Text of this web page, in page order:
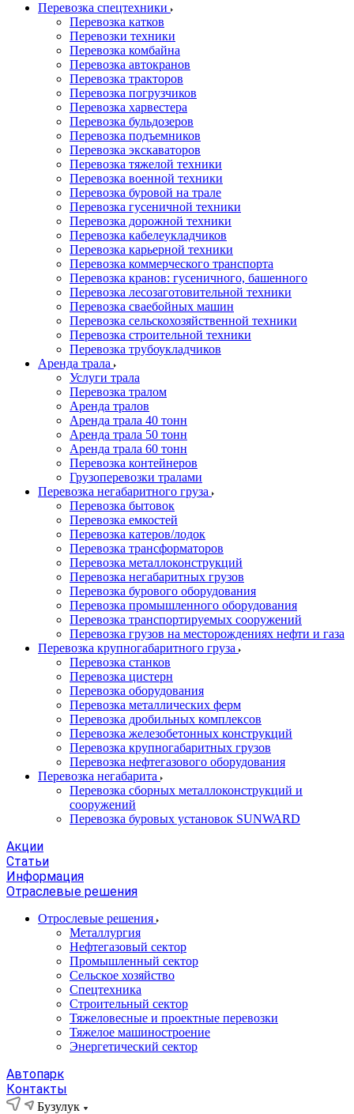
Перевозка спецтехники
Перевозка катков
Перевозки техники
Перевозка комбайна
Перевозка автокранов
Перевозка тракторов
Перевозка погрузчиков
Перевозка харвестера
Перевозка бульдозеров
Перевозка подъемников
Перевозка экскаваторов
Перевозка тяжелой техники
Перевозка военной техники
Перевозка буровой на трале
Перевозка гусеничной техники
Перевозка дорожной техники
Перевозка кабелеукладчиков
Перевозка карьерной техники
Перевозка коммерческого транспорта
Перевозка кранов: гусеничного, башенного
Перевозка лесозаготовительной техники
Перевозка сваебойных машин
Перевозка сельскохозяйственной техники
Перевозка строительной техники
Перевозка трубоукладчиков
Аренда трала
Услуги трала
Перевозка тралом
Аренда тралов
Аренда трала 40 тонн
Аренда трала 50 тонн
Аренда трала 60 тонн
Перевозка контейнеров
Грузоперевозки тралами
Перевозка негабаритного груза
Перевозка бытовок
Перевозка емкостей
Перевозка катеров/лодок
Перевозка трансформаторов
Перевозка металлоконструкций
Перевозка негабаритных грузов
Перевозка бурового оборудования
Перевозка промышленного оборудования
Перевозка транспортируемых сооружений
Перевозка грузов на месторождениях нефти и газа
Перевозка крупногабаритного груза
Перевозка станков
Перевозка цистерн
Перевозка оборудования
Перевозка металлических ферм
Перевозка дробильных комплексов
Перевозка железобетонных конструкций
Перевозка крупногабаритных грузов
Перевозка нефтегазового оборудования
Перевозка негабарита
Перевозка сборных металлоконструкций и
сооружений
Перевозка буровых установок SUNWARD
Акции
Статьи
Информация
Отраслевые решения
Отрослевые решения
Металлургия
Нефтегазовый сектор
Промышленный сектор
Сельское хозяйство
Спецтехника
Строительный сектор
Тяжеловесные и проектные перевозки
Тяжелое машиностроение
Энергетический сектор
Автопарк
Контакты
Бузулук